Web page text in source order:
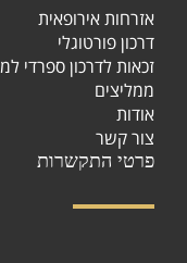
אזרחות אירופאית
דרכון פורטוגלי
זכאות לדרכון ספרדי
ממליצים
אודות
צור קשר
פרטי התקשרות